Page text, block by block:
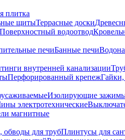
плитка
щитыТеррасные доски
Поверхностный водоотвод
печиБанные печи
внутренней канализации
Перфорированный крепеж
Изолирующие
электротехнические
магнитные
для трубПлинтусы для